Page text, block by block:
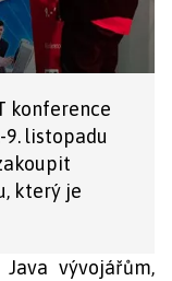
konference
9. listopadu
který je
vývojářům,